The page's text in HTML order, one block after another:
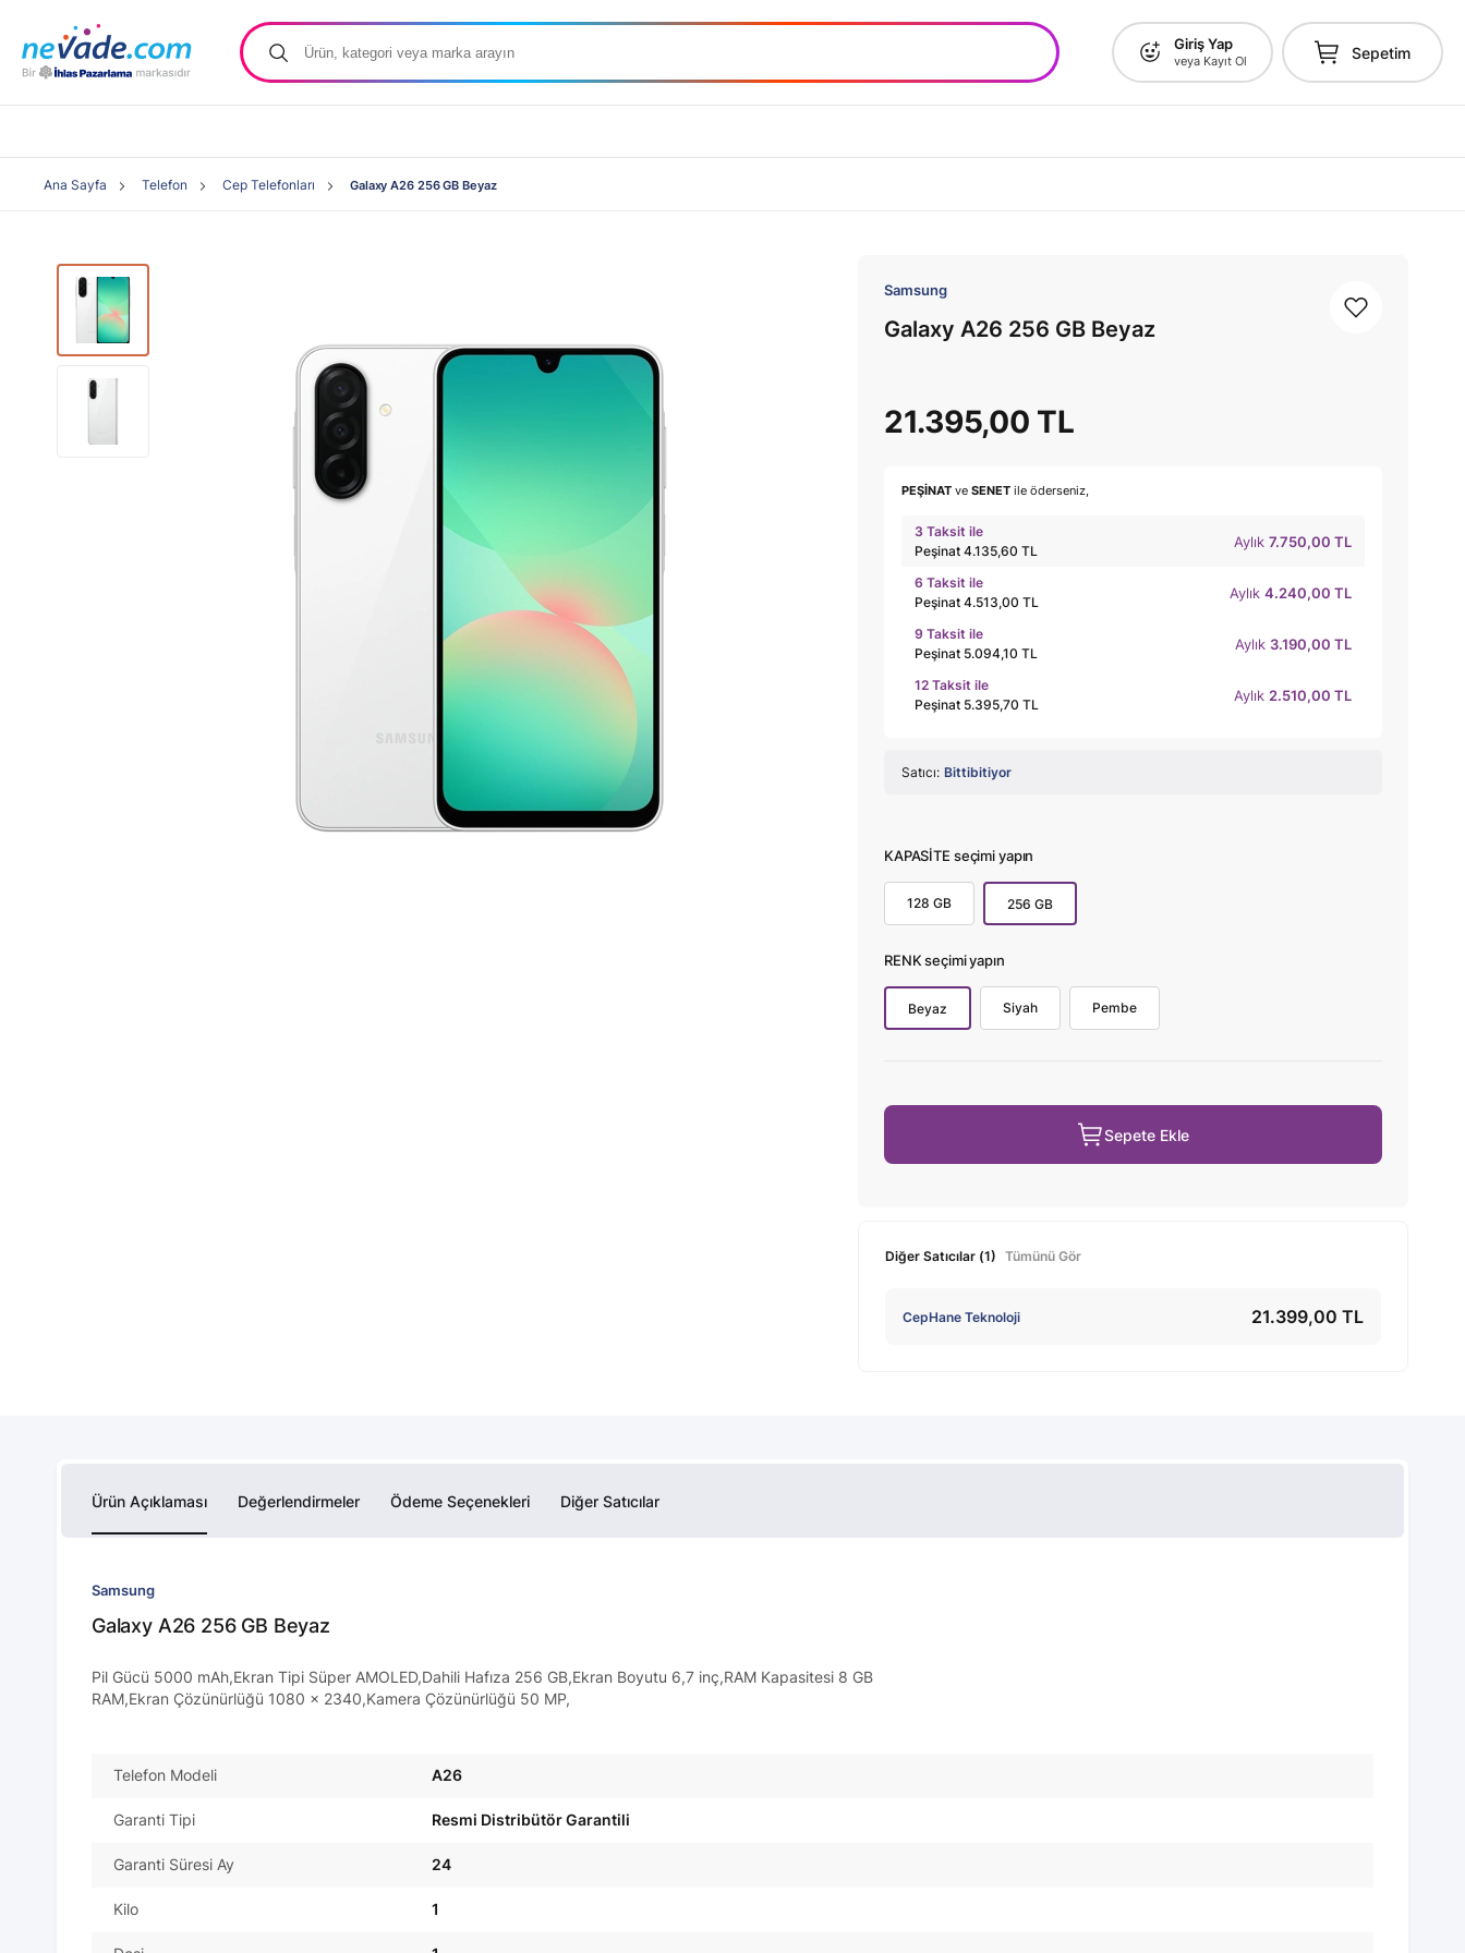
Giriş Yap
veya Kayıt Ol Sepetim
Ana Sayfa Telefon Cep Telefonları Galaxy A26 256 GB Beyaz
Samsung
Galaxy A26 256 GB Beyaz
21.395,00 TL
PEŞİNAT ve SENET ile öderseniz,
3 Taksit ile
Peşinat 4.135,60 TL
Aylık 7.750,00 TL
6 Taksit ile
Peşinat 4.513,00 TL
Aylık 4.240,00 TL
9 Taksit ile
Peşinat 5.094,10 TL
Aylık 3.190,00 TL
12 Taksit ile
Peşinat 5.395,70 TL
Aylık 2.510,00 TL
Satıcı: Bittibitiyor
KAPASİTE seçimi yapın
128 GB 256 GB
RENK seçimi yapın
Beyaz Siyah Pembe
Sepete Ekle
Diğer Satıcılar (1) Tümünü Gör
CepHane Teknoloji 21.399,00 TL
Ürün Açıklaması Değerlendirmeler Ödeme Seçenekleri Diğer Satıcılar
Samsung
Galaxy A26 256 GB Beyaz
Pil Gücü 5000 mAh,Ekran Tipi Süper AMOLED,Dahili Hafıza 256 GB,Ekran Boyutu 6,7 inç,RAM Kapasitesi 8 GB
RAM,Ekran Çözünürlüğü 1080 x 2340,Kamera Çözünürlüğü 50 MP,
Telefon Modeli A26
Garanti Tipi Resmi Distribütör Garantili
Garanti Süresi Ay 24
Kilo 1